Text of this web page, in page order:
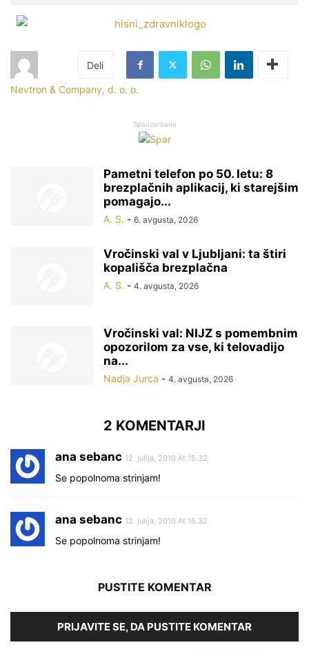
Nevtron & Company, d. o. o.
Sponzorirano
Pametni telefon po 50. letu: 8
brezplačnih aplikacij, ki starejšim
pomagajo...
A. S. - 6. avgusta, 2026
Vročinski val v Ljubljani: ta štiri
kopališča brezplačna
A. S. - 4. avgusta, 2026
Vročinski val: NIJZ s pomembnim
opozorilom za vse, ki telovadijo
na...
Nadja Jurca - 4. avgusta, 2026
2 KOMENTARJI
ana sebanc 12. julija, 2010 At 15.32
Se popolnoma strinjam!
ana sebanc 12. julija, 2010 At 15.32
Se popolnoma strinjam!
PUSTITE KOMENTAR
PRIJAVITE SE, DA PUSTITE KOMENTAR